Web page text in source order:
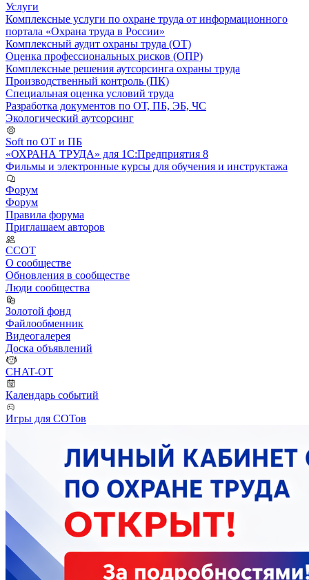
Услуги
Комплексные услуги по охране труда от информационного
портала «Охрана труда в России»
Комплексный аудит охраны труда (ОТ)
Оценка профессиональных рисков (ОПР)
Комплексные решения аутсорсинга охраны труда
Производственный контроль (ПК)
Специальная оценка условий труда
Разработка документов по ОТ, ПБ, ЭБ, ЧС
Экологический аутсорсинг
Soft по ОТ и ПБ
«ОХРАНА ТРУДА» для 1С:Предприятия 8
Фильмы и электронные курсы для обучения и инструктажа
Форум
Форум
Правила форума
Приглашаем авторов
ССОТ
О сообществе
Обновления в сообществе
Люди сообщества
Золотой фонд
Файлообменник
Видеогалерея
Доска объявлений
CHAT-OT
Календарь событий
Игры для СОТов